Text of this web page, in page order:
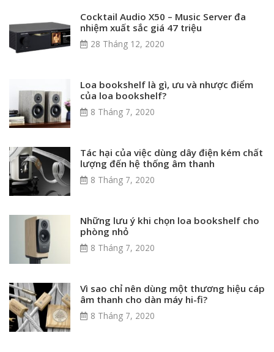
Cocktail Audio X50 – Music Server đa
nhiệm xuất sắc giá 47 triệu
28 Tháng 12, 2020
Loa bookshelf là gì, ưu và nhược điểm
của loa bookshelf?
8 Tháng 7, 2020
Tác hại của việc dùng dây điện kém chất
lượng đến hệ thống âm thanh
8 Tháng 7, 2020
Những lưu ý khi chọn loa bookshelf cho
phòng nhỏ
8 Tháng 7, 2020
Vì sao chỉ nên dùng một thương hiệu cáp
âm thanh cho dàn máy hi-fi?
8 Tháng 7, 2020